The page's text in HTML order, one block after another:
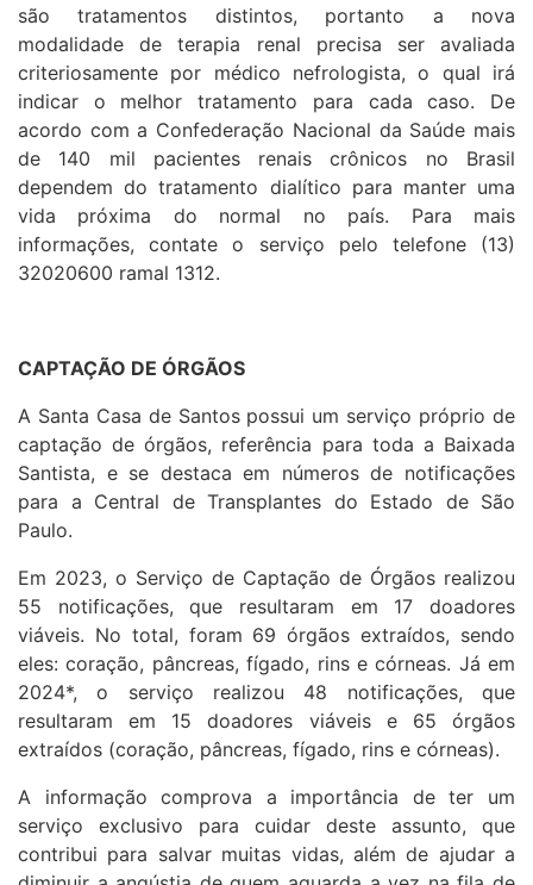
são tratamentos distintos, portanto a nova
modalidade de terapia renal precisa ser avaliada
criteriosamente por médico nefrologista, o qual irá
indicar o melhor tratamento para cada caso. De
acordo com a Confederação Nacional da Saúde mais
de 140 mil pacientes renais crônicos no Brasil
dependem do tratamento dialítico para manter uma
vida próxima do normal no país. Para mais
informações, contate o serviço pelo telefone (13)
32020600 ramal 1312.
CAPTAÇÃO DE ÓRGÃOS
A Santa Casa de Santos possui um serviço próprio de
captação de órgãos, referência para toda a Baixada
Santista, e se destaca em números de notificações
para a Central de Transplantes do Estado de São
Paulo.
Em 2023, o Serviço de Captação de Órgãos realizou
55 notificações, que resultaram em 17 doadores
viáveis. No total, foram 69 órgãos extraídos, sendo
eles: coração, pâncreas, fígado, rins e córneas. Já em
2024*, o serviço realizou 48 notificações, que
resultaram em 15 doadores viáveis e 65 órgãos
extraídos (coração, pâncreas, fígado, rins e córneas).
A informação comprova a importância de ter um
serviço exclusivo para cuidar deste assunto, que
contribui para salvar muitas vidas, além de ajudar a